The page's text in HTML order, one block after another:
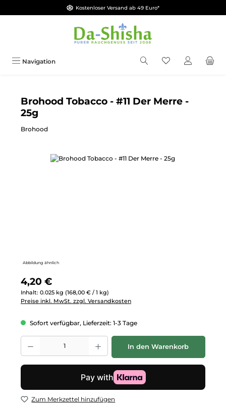
Zum Hauptinhalt springenKostenloser Versand ab 49 Euro*
Navigation Du hast 0
Brohood Tobacco - #11 Der Merre -
25g
Brohood
Bildergalerie überspringen
Abbildung ähnlich
Regulärer Preis:
4,20 €
Inhalt: 0.025 kg (168,00 € / 1 kg)
Preise inkl. MwSt. zzgl. Versandkosten
Sofort verfügbar, Lieferzeit: 1-3 Tage
Produkt Anzahl: Gib den gewünschten Wert ein oder benutze die
In den Warenkorb
Zum Merkzettel hinzufügen